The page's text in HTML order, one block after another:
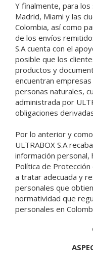
Y finalmente, para
Madrid, Miami y las
Colombia, así como
de los envíos
S.A cuenta con el
posible que los
productos y
encuentran
personas naturales,
administrada por
obligaciones
Por lo anterior y
ULTRABOX S.A
información
Política de
a tratar adecuada y
personales que
normatividad que
personales en